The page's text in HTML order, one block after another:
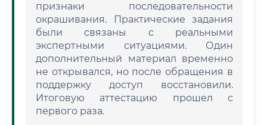
признаки последовательности
окрашивания. Практические задания
были связаны с реальными
экспертными ситуациями. Один
дополнительный материал временно
не открывался, но после обращения в
поддержку доступ восстановили.
Итоговую аттестацию прошел с
первого раза.